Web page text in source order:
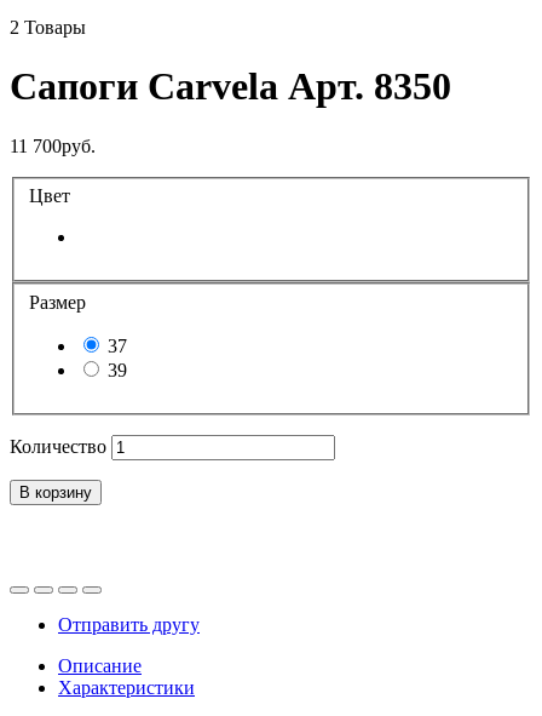
2 Товары
Сапоги Carvela Арт. 8350
11 700руб.
Цвет
Размер
37
39
Количество
В корзину
Отправить другу
Описание
Характеристики